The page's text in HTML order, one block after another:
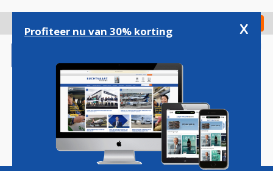
gaan
Check in
Magazine Podcasts Vacatures
Profiteer nu van 30% korting x